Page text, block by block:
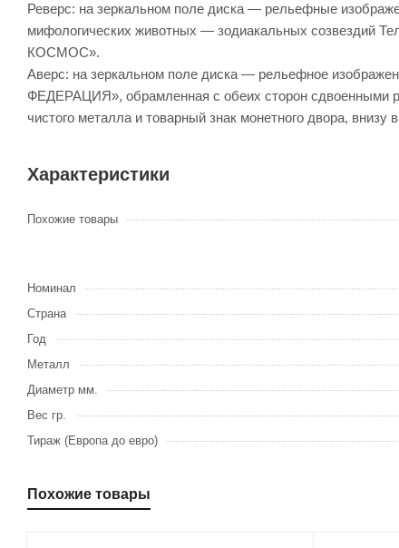
Реверс: на зеркальном поле диска — рельефные
мифологических животных — зодиакальных
КОСМОС».
Аверс: на зеркальном поле диска — рельефное
ФЕДЕРАЦИЯ», обрамленная с обеих сторон сдвоенными
чистого металла и товарный знак монетного двора,
Характеристики
Похожие товары
Номинал
Страна
Год
Металл
Диаметр мм.
Вес гр.
Тираж (Европа до евро)
Похожие товары